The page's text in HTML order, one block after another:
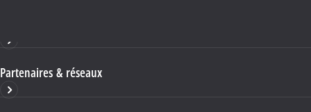
Partenaires & réseaux